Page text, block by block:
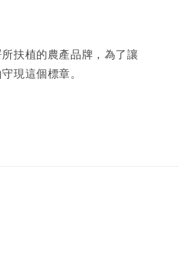
扶植的農產品牌，為了讓
現這個標章。